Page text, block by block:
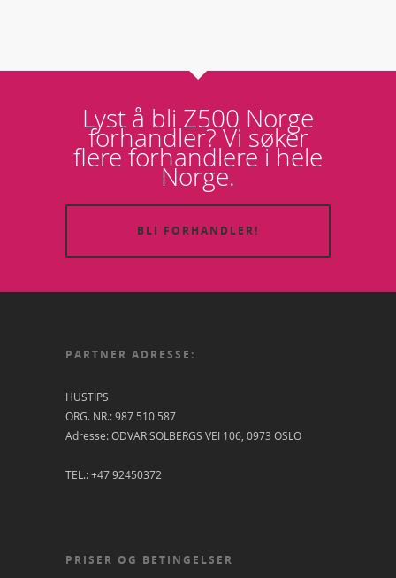
Lyst å bli Z500 Norge
forhandler? Vi søker
flere forhandlere i hele
Norge.
BLI FORHANDLER!
PARTNER ADRESSE:
HUSTIPS
ORG. NR.: 987 510 587
Adresse: ODVAR SOLBERGS VEI 106, 0973 OSLO
TEL.: +47 92450372
PRISER OG BETINGELSER